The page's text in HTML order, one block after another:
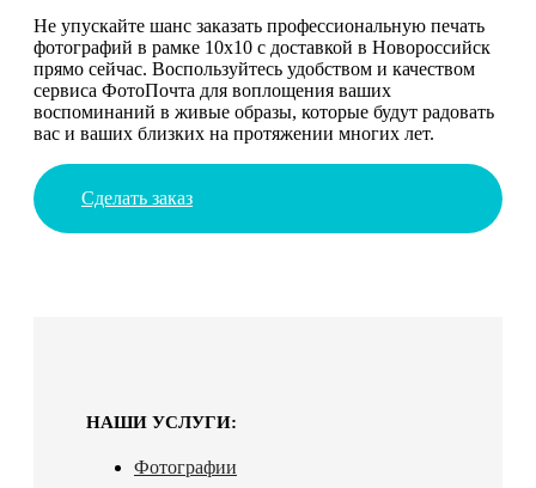
Не упускайте шанс заказать профессиональную печать
фотографий в рамке 10х10 с доставкой в Новороссийск
прямо сейчас. Воспользуйтесь удобством и качеством
сервиса ФотоПочта для воплощения ваших
воспоминаний в живые образы, которые будут радовать
вас и ваших близких на протяжении многих лет.
Сделать заказ
НАШИ УСЛУГИ:
Фотографии